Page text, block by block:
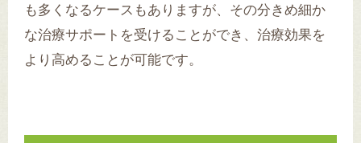
も多くなるケースもありますが、その分きめ細か
な治療サポートを受けることができ、治療効果を
より高めることが可能です。